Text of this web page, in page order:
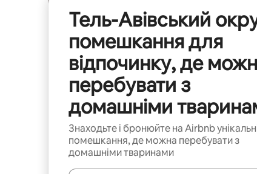
Тель-Авівський
помешкання для
відпочинку, де
перебувати з
домашніми
Знаходьте і бронюйте на Airbnb
помешкання, де можна перебувати з
домашніми тваринами